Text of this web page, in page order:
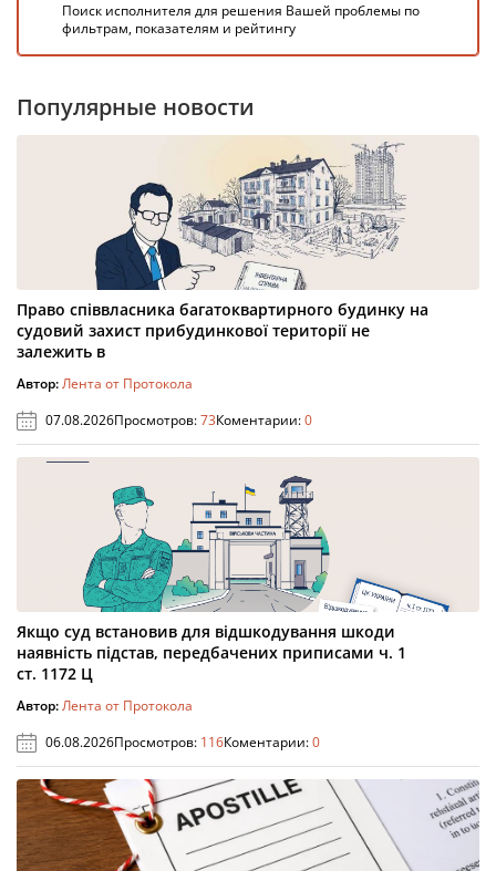
Поиск исполнителя для решения Вашей проблемы по
фильтрам, показателям и рейтингу
Популярные новости
Право співвласника багатоквартирного будинку на
судовий захист прибудинкової території не
залежить в
Автор:Лента от Протокола
07.08.2026Просмотров:73Коментарии:0
Якщо суд встановив для відшкодування шкоди
наявність підстав, передбачених приписами ч. 1
ст. 1172 Ц
Автор:Лента от Протокола
06.08.2026Просмотров: 116Коментарии:0